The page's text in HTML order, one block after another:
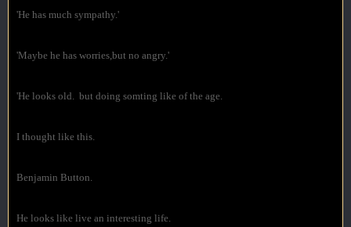
'He has much sympathy.'
'Maybe he has worries,but no angry.'
'He looks old. but doing somting like of the age.
I thought like this.
Benjamin Button.
He looks like live an interesting life.